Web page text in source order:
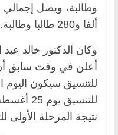
ألفا و280 طالبا وطالبة.
وكان الدكتور خالد عبد
أعلن في وقت سابق أن
للتنسيق سيكون اليوم
نتيجة المرحلة الأولى